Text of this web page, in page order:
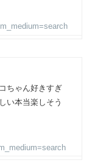
ちゃん好きすぎ
い本当楽しそう